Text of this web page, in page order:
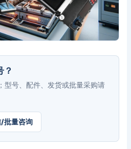
？
型号、配件、发货或批量采购请
批量咨询